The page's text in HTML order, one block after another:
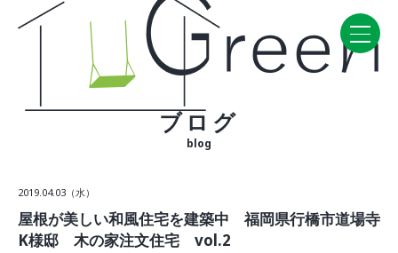
CONCEPT・BUILD
コンセプト
自然素材
ブログ
blog
2019.04.03（水）
屋根が美しい和風住宅を建築中 福岡県行橋市道場寺
K様邸 木の家注文住宅 vol.2